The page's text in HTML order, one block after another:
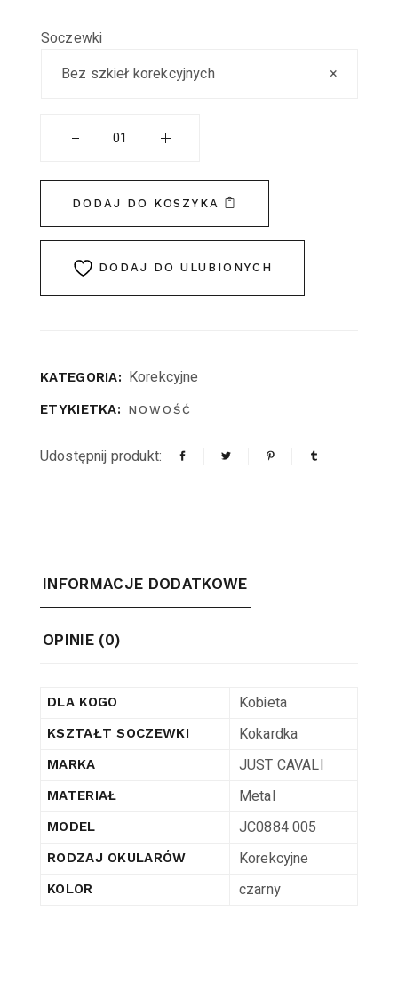
Soczewki
×
Bez szkieł korekcyjnych
DODAJ DO KOSZYKA
DODAJ DO ULUBIONYCH
KATEGORIA: Korekcyjne
ETYKIETKA: NOWOŚĆ
Udostępnij produkt:
INFORMACJE DODATKOWE
OPINIE (0)
DLA KOGO Kobieta
KSZTAŁT SOCZEWKI Kokardka
MARKA JUST CAVALI
MATERIAŁ Metal
MODEL JC0884 005
RODZAJ OKULARÓW Korekcyjne
KOLOR czarny